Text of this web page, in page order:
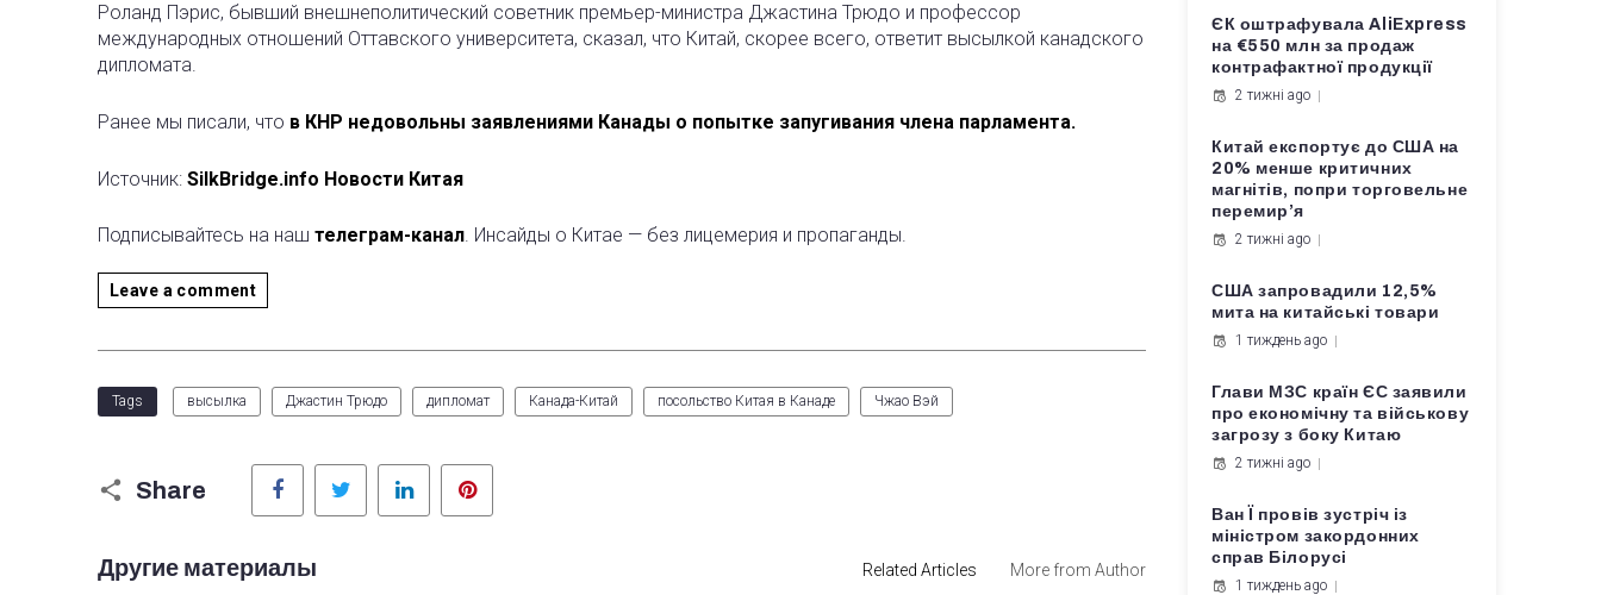
Роланд Пэрис, бывший внешнеполитический советник премьер-министра Джастина Трюдо и профессор
международных отношений Оттавского университета, сказал, что Китай, скорее всего, ответит высылкой канадского
дипломата.
Ранее мы писали, что в КНР недовольны заявлениями Канады о попытке запугивания члена парламента.
Источник: SilkBridge.info Новости Китая
Подписывайтесь на наш телеграм-канал. Инсайды о Китае — без лицемерия и пропаганды.
Leave a comment
Tags высылка Джастин Трюдо дипломат Канада-Китай посольство Китая в Канаде Чжао Вэй
Share
Facebook Twitter LinkedIn
Другие материалы Related Articles More from Author
ЄК оштрафувала AliExpress
на €550 млн за продаж
контрафактної продукції
2 тижні ago
Китай експортує до США на
20% менше критичних
магнітів, попри торговельне
перемир’я
2 тижні ago
США запровадили 12,5%
мита на китайські товари
1 тиждень ago
Глави МЗС країн ЄС заявили
про економічну та військову
загрозу з боку Китаю
2 тижні ago
Ван Ї провів зустріч із
міністром закордонних
справ Білорусі
1 тиждень ago